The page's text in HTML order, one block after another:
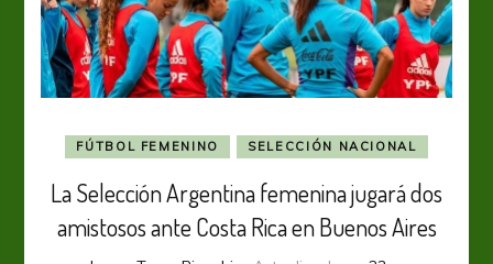
FÚTBOL FEMENINO SELECCIÓN NACIONAL
La Selección Argentina femenina jugará dos
amistosos ante Costa Rica en Buenos Aires